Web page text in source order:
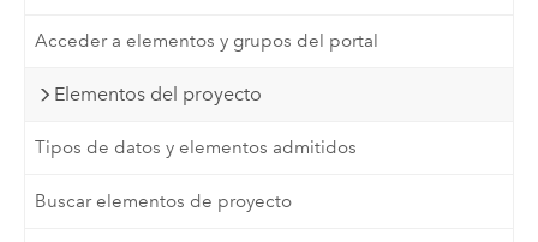
Acceder a elementos y grupos del portal
Elementos del proyecto
Tipos de datos y elementos admitidos
Buscar elementos de proyecto